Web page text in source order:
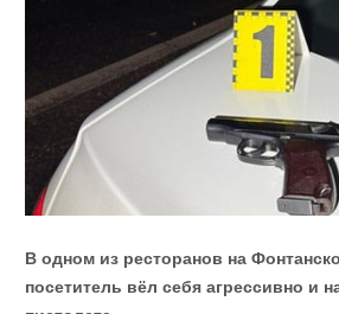
В одном из ресторанов на
посетитель вёл себя агрессивно и